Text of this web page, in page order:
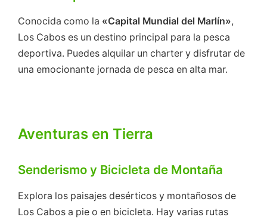
Conocida como la «Capital Mundial del Marlín»,
Los Cabos es un destino principal para la pesca
deportiva. Puedes alquilar un charter y disfrutar de
una emocionante jornada de pesca en alta mar.
Aventuras en Tierra
Senderismo y Bicicleta de Montaña
Explora los paisajes desérticos y montañosos de
Los Cabos a pie o en bicicleta. Hay varias rutas